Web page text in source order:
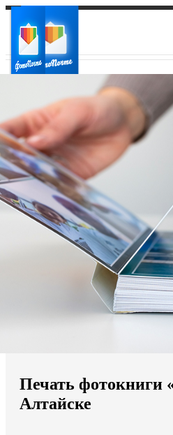
Ваш город:
Ваш регион доставки
Выберите из списка:
Мы доставляем по всему миру
Продолжить без города
Печать фотокниги
Алтайске